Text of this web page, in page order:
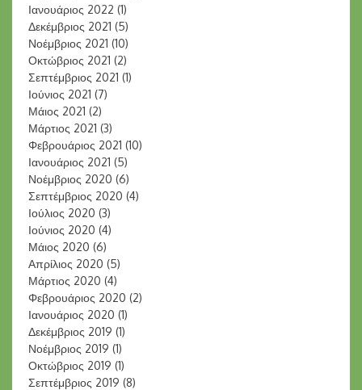
Ιανουάριος 2022 (1)
Δεκέμβριος 2021 (5)
Νοέμβριος 2021 (10)
Οκτώβριος 2021 (2)
Σεπτέμβριος 2021 (1)
Ιούνιος 2021 (7)
Μάιος 2021 (2)
Μάρτιος 2021 (3)
Φεβρουάριος 2021 (10)
Ιανουάριος 2021 (5)
Νοέμβριος 2020 (6)
Σεπτέμβριος 2020 (4)
Ιούλιος 2020 (3)
Ιούνιος 2020 (4)
Μάιος 2020 (6)
Απρίλιος 2020 (5)
Μάρτιος 2020 (4)
Φεβρουάριος 2020 (2)
Ιανουάριος 2020 (1)
Δεκέμβριος 2019 (1)
Νοέμβριος 2019 (1)
Οκτώβριος 2019 (1)
Σεπτέμβριος 2019 (8)